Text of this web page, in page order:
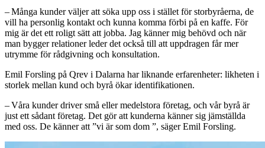
– Många kunder väljer att söka upp oss i stället för storbyråerna, de
vill ha ­personlig kontakt och kunna ­komma förbi på en kaffe. För
mig är det ett roligt sätt att jobba. Jag känner mig behövd och när
man bygger relationer leder det också till att upp­dragen får mer
utrymme för rådgivning och ­konsultation.
Emil Forsling på Qrev i Dalarna har liknande erfarenheter: likheten i
storlek mellan kund och byrå ökar identifikationen.
– Våra kunder driver små eller medel­stora företag, och vår byrå är
just ett sådant företag. Det gör att kunderna känner sig jämställda
med oss. De känner att ”vi är som dom ”, säger Emil Forsling.